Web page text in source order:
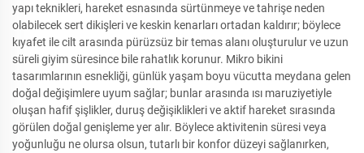
yapı teknikleri, hareket esnasında sürtünmeye ve tahrişe neden
olabilecek sert dikişleri ve keskin kenarları ortadan kaldırır; böylece
kıyafet ile cilt arasında pürüzsüz bir temas alanı oluşturulur ve uzun
süreli giyim süresince bile rahatlık korunur. Mikro bikini
tasarımlarının esnekliği, günlük yaşam boyu vücutta meydana gelen
doğal değişimlere uyum sağlar; bunlar arasında ısı maruziyetiyle
oluşan hafif şişlikler, duruş değişiklikleri ve aktif hareket sırasında
görülen doğal genişleme yer alır. Böylece aktivitenin süresi veya
yoğunluğu ne olursa olsun, tutarlı bir konfor düzeyi sağlanırken,